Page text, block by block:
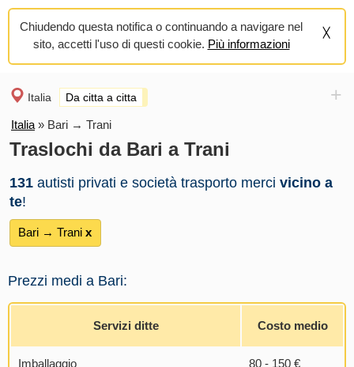
Chiudendo questa notifica o continuando a navigare nel
sito, accetti l'uso di questi cookie. Più informazioni
Italia Da citta a citta +
Italia » Bari → Trani
Traslochi da Bari a Trani
131 autisti privati e società trasporto merci vicino a
te!
Bari → Trani х
Prezzi medi a Bari:
Servizi ditte Costo medio
Imballaggio 80 - 150 €